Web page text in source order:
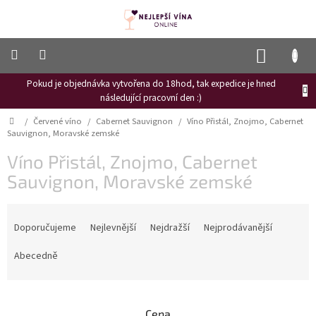
Pokud je objednávka vytvořena do 18hod, tak expedice je hned
následující pracovní den :)
Frizzante
Růžové
víno
Hroznový
mošt
Naši
Vinné
Domů
/ Červené víno / Cabernet Sauvignon / Víno Přistál, Znojmo, Cabernet
Sauvignon, Moravské zemské
Víno Přistál, Znojmo, Cabernet
Sauvignon, Moravské zemské
Doporučujeme Nejlevnější Nejdražší
Nejprodávanější
Abecedně